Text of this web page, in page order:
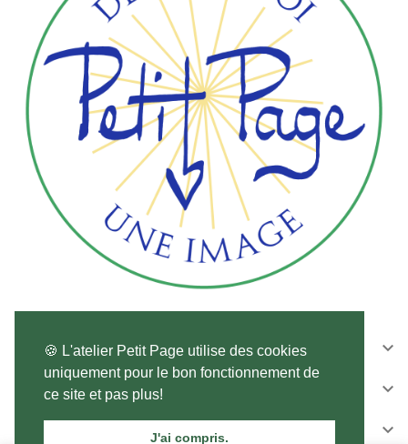
🍪 L'atelier Petit Page utilise des cookies
uniquement pour le bon fonctionnement de
ce site et pas plus!
J'ai compris.
CONTACTEZ-NOUS 
SUIVEZ-NOUS 
